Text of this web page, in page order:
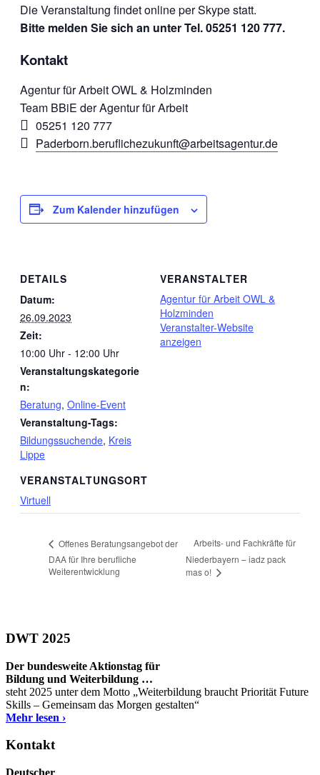
Die Veranstaltung findet online per Skype statt.
Bitte melden Sie sich an unter Tel. 05251 120 777.
Kontakt
Agentur für Arbeit OWL & Holzminden
Team BBiE der Agentur für Arbeit
05251 120 777
Paderborn.beruflichezukunft@arbeitsagentur.de
Zum Kalender hinzufügen
DETAILS
Datum:
26.09.2023
Zeit:
10:00 Uhr - 12:00 Uhr
Veranstaltungskategorie
n:
Beratung, Online-Event
Veranstaltung-Tags:
Bildungssuchende, Kreis
Lippe
VERANSTALTUNGSORT
Virtuell
VERANSTALTER
Agentur für Arbeit OWL &
Holzminden
Veranstalter-Website
anzeigen
Offenes Beratungsangebot der
DAA für Ihre berufliche
Weiterentwicklung
Arbeits- und Fachkräfte für
Niederbayern – iadz pack
mas o!
DWT 2025
Der bundesweite Aktionstag für
Bildung und Weiterbildung …
steht 2025 unter dem Motto „Weiterbildung braucht Priorität Future
Skills – Gemeinsam das Morgen gestalten“
Mehr lesen ›
Kontakt